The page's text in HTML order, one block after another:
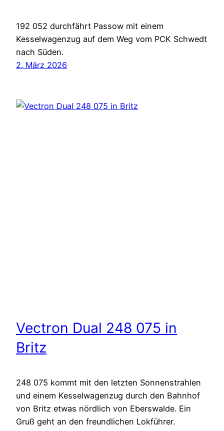
192 052 durchfährt Passow mit einem
Kesselwagenzug auf dem Weg vom PCK Schwedt
nach Süden.
2. März 2026
Vectron Dual 248 075 in
Britz
248 075 kommt mit den letzten Sonnenstrahlen
und einem Kesselwagenzug durch den Bahnhof
von Britz etwas nördlich von Eberswalde. Ein
Gruß geht an den freundlichen Lokführer.